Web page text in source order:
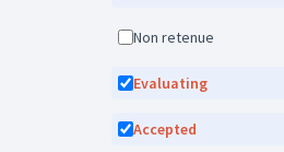
Non retenue
Evaluating
Accepted